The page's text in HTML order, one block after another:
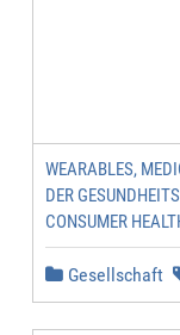
WEARABLES,
DER
CONSUMER
Gesellschaft